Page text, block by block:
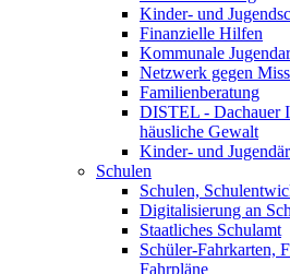
Kinder- und
Finanzielle Hilfen
Kommunale
Netzwerk gegen
Familienberatung
DISTEL - Dachauer
häusliche Gewalt
Kinder- und
Schulen
Schulen,
Digitalisierung an
Staatliches Schulamt
Schüler-Fahrkarten,
Fahrpläne